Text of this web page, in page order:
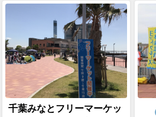
千葉みなとフリーマーケッ